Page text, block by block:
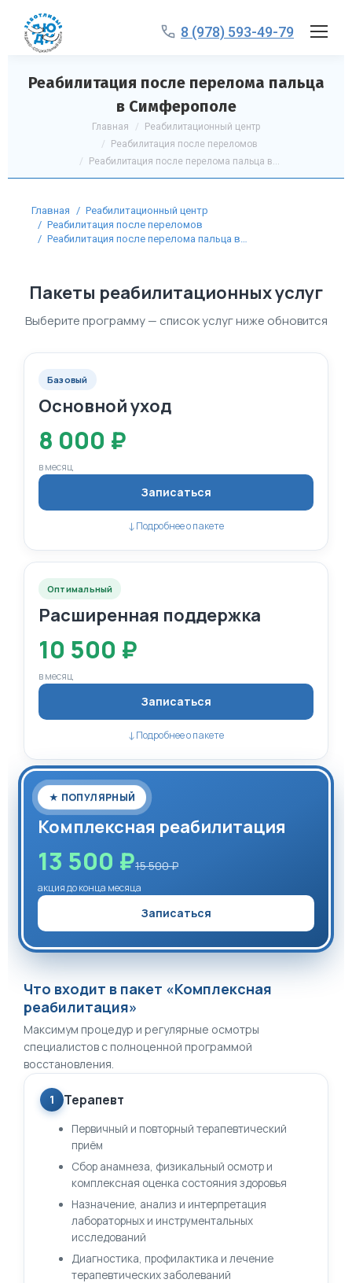
8 (978) 593-49-79
Реабилитация после перелома пальца
в Симферополе
Главная
Реабилитационный центр
Реабилитация после переломов
Реабилитация после перелома пальца в…
Вы здесь:
Главная
Реабилитационный центр
Реабилитация после переломов
Реабилитация после перелома пальца в…
Пакеты реабилитационных услуг
Выберите программу — список услуг ниже обновится
Базовый
Основной уход
8 000 ₽
в месяц
Записаться
↓Подробнее о пакете
Оптимальный
Расширенная поддержка
10 500 ₽
в месяц
Записаться
↓Подробнее о пакете
★ ПОПУЛЯРНЫЙ
Комплексная реабилитация
13 500 ₽15 500 ₽
акция до конца месяца
Записаться
Что входит в пакет «Комплексная
реабилитация»
Максимум процедур и регулярные осмотры
специалистов с полноценной программой
восстановления.
1 Терапевт
Первичный и повторный терапевтический
приём
Сбор анамнеза, физикальный осмотр и
комплексная оценка состояния здоровья
Назначение, анализ и интерпретация
лабораторных и инструментальных
исследований
Диагностика, профилактика и лечение
терапевтических заболеваний